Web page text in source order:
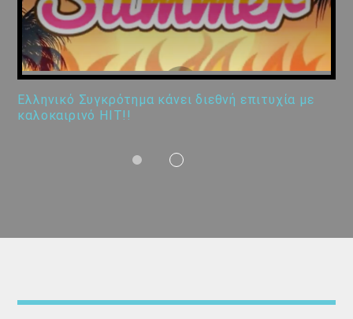
Ελληνικό Συγκρότημα κάνει διεθνή επιτυχία με
καλοκαιρινό HIT!!